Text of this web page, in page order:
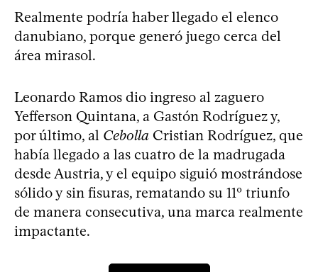
Realmente podría haber llegado el elenco
danubiano, porque generó juego cerca del
área mirasol.
Leonardo Ramos dio ingreso al zaguero
Yefferson Quintana, a Gastón Rodríguez y,
por último, al Cebolla Cristian Rodríguez, que
había llegado a las cuatro de la madrugada
desde Austria, y el equipo siguió mostrándose
sólido y sin fisuras, rematando su 11º triunfo
de manera consecutiva, una marca realmente
impactante.